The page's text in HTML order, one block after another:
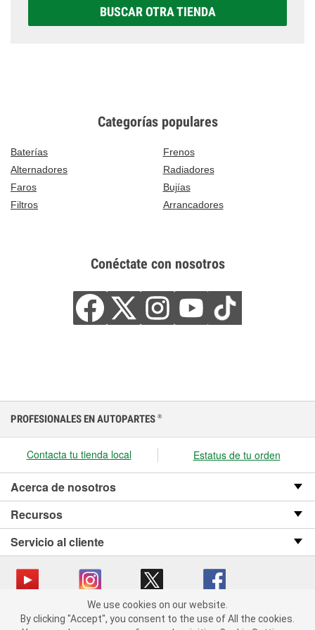
BUSCAR OTRA TIENDA
Categorías populares
Baterías
Frenos
Alternadores
Radiadores
Faros
Bujías
Filtros
Arrancadores
Conéctate con nosotros
We use cookies on our website. By clicking "Accept", you consent
to the use of All the cookies.
PROFESIONALES EN AUTOPARTES ®
Contacta tu tienda local Estatus de tu orden
Acerca de nosotros
Recursos
Servicio al cliente
Copyright © 2008-2026 O’Reilly Auto Parts v OST_3.2.0.0.729 (3) cv1361
We use cookies on our website.
By clicking "Accept", you consent to the use of All the cookies.